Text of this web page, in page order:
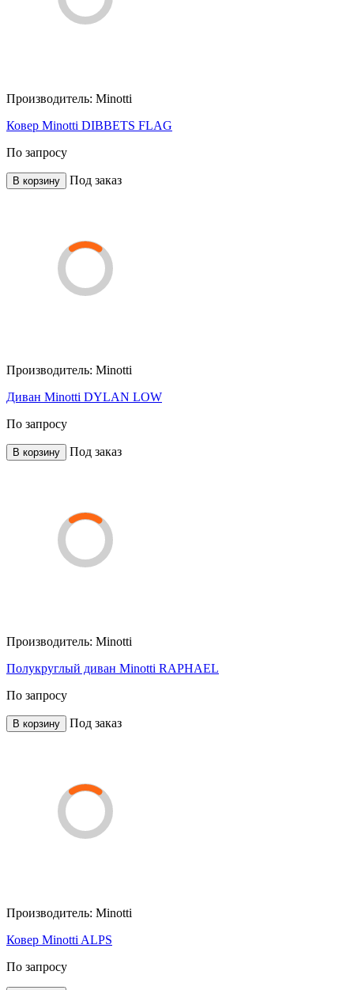
Производитель: Minotti
Ковер Minotti DIBBETS FLAG
По запросу
В корзину Под заказ
Производитель: Minotti
Диван Minotti DYLAN LOW
По запросу
В корзину Под заказ
Производитель: Minotti
Полукруглый диван Minotti RAPHAEL
По запросу
В корзину Под заказ
Производитель: Minotti
Ковер Minotti ALPS
По запросу